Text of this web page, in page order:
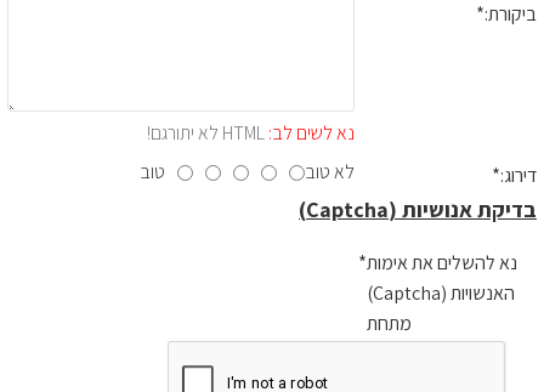
ביקורת:
נא לשים לב:
דירוג:
לא טוב טוב
בדיקת אנושיות (Captcha)
נא להשלים את אימות
האנשויות (Captcha)
מתחת